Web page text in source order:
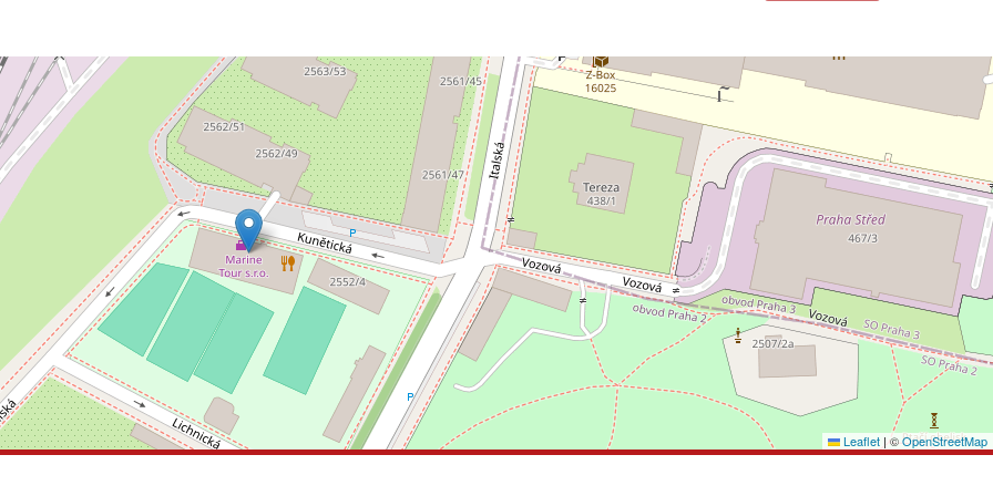
Leaflet |©OpenStreetMap